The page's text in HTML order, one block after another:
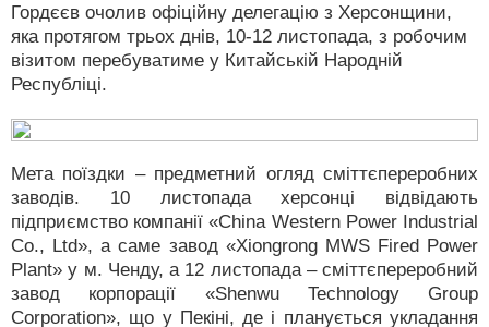
Гордєєв очолив офіційну делегацію з Херсонщини,
яка протягом трьох днів, 10-12 листопада, з робочим
візитом перебуватиме у Китайській Народній
Республіці.
Мета поїздки – предметний огляд сміттєпереробних
заводів. 10 листопада херсонці відвідають
підприємство компанії «China Western Power Industrial
Co., Ltd», а саме завод «Xiongrong MWS Fired Power
Plant» у м. Ченду, а 12 листопада – сміттєпереробний
завод корпорації «Shenwu Technology Group
Corporation», що у Пекіні, де і планується укладання